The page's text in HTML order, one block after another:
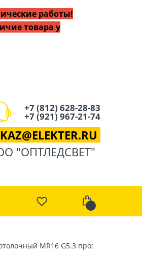
работы!
товара у
+7 (812) 628-28-83
+7 (921) 967-21-74
@ELEKTER.RU
"ОПТЛЕДСВЕТ"
MR16 G5.3 прозрачно-